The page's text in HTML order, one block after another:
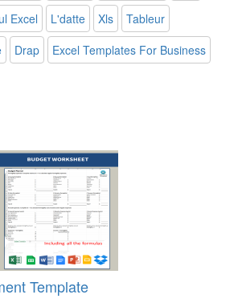
Excel L'datte Xls
Tableur
Drap Excel Templates For Business
Template